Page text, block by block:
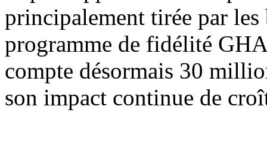
principalement tirée par les
programme de fidélité
compte désormais 30
son impact continue de